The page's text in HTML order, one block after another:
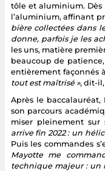
tôle et aluminium. Dès
l’aluminium, affinant
bière collectées dans
donne, parfois je les
les uns, matière
beaucoup de patience,
entièrement façonnés
tout est maîtrisé », dit-
Après le
son parcours
miser pleinement sur
arrive fin 2022 : un
Puis les commandes
Mayotte me
technique majeur : un